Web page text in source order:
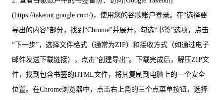
(https://takeout.google.com/)，使用您的谷歌账户登录。在“选择要
导出的内容”部分，找到“Chrome”并展开，勾选“书签”选项，点击
“下一步”，选择文件格式（通常为ZIP）和接收方式（如通过电子
邮件发送下载链接），点击“创建导出”。下载完成后，解压ZIP文
件，找到包含书签的HTML文件，将其复制到电脑上的一个安全
位置。在Chrome浏览器中，点击右上角的三个点菜单按钮，选择